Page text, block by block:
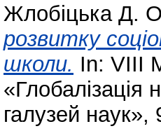
Жлобіцька Д.
розвитку
школи. In: VIII
«Глобалізація
галузей